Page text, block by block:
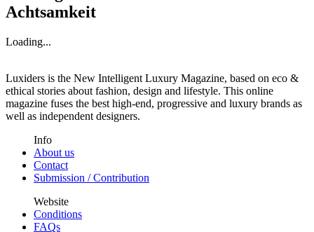
Achtsamkeit
Loading...
Luxiders is the New Intelligent Luxury Magazine, based on eco &
ethical stories about fashion, design and lifestyle. This online
magazine fuses the best high-end, progressive and luxury brands as
well as independent designers.
Info
About us
Contact
Submission / Contribution
Website
Conditions
FAQs